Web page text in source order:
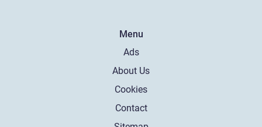
Menu
Ads
About Us
Cookies
Contact